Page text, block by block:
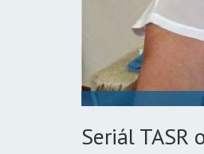
Seriál TASR